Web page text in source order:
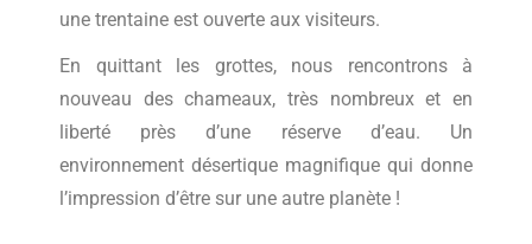
une trentaine est ouverte aux visiteurs.
En quittant les grottes, nous rencontrons à
nouveau des chameaux, très nombreux et en
liberté près d’une réserve d’eau. Un
environnement désertique magnifique qui donne
l’impression d’être sur une autre planète !